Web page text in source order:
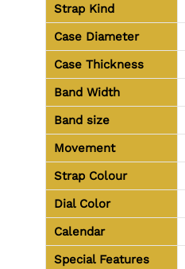
Strap Kind
Case Diameter
Case Thickness
Band Width
Band size
Movement
Strap Colour
Dial Color
Calendar
Special Features